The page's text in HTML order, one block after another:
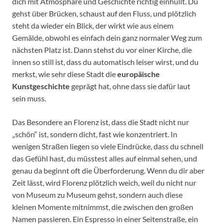
gehst über Brücken, schaust auf den Fluss, und plötzlich
steht da wieder ein Blick, der wirkt wie aus einem
Gemälde, obwohl es einfach dein ganz normaler Weg zum
nächsten Platz ist. Dann stehst du vor einer Kirche, die
innen so still ist, dass du automatisch leiser wirst, und du
merkst, wie sehr diese Stadt dieeuropäische
Kunstgeschichte geprägt hat, ohne dass sie dafür laut
sein muss.
Das Besondere an Florenz ist, dass die Stadt nicht nur
„schön“ ist, sondern dicht, fast wie konzentriert. In
wenigen Straßen liegen so viele Eindrücke, dass du schnell
das Gefühl hast, du müsstest alles auf einmal sehen, und
genau da beginnt oft die Überforderung. Wenn du dir aber
Zeit lässt, wird Florenz plötzlich weich, weil du nicht nur
von Museum zu Museum gehst, sondern auch diese
kleinen Momente mitnimmst, die zwischen den großen
Namen passieren. Ein Espresso in einer Seitenstraße, ein